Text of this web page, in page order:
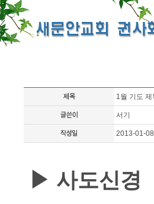
1월 기도 제
서기
2013-01-
▶ 사도신경